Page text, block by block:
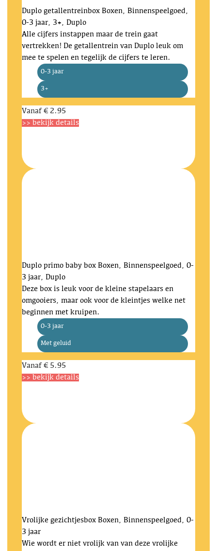
Duplo getallentreinbox Boxen, Binnenspeelgoed,
0-3 jaar, 3+, Duplo
Alle cijfers instappen maar de trein gaat
vertrekken! De getallentrein van Duplo leuk om
mee te spelen en tegelijk de cijfers te leren.
0-3 jaar
3+
Vanaf € 2.95
>> bekijk details
Duplo primo baby box Boxen, Binnenspeelgoed, 0-
3 jaar, Duplo
Deze box is leuk voor de kleine stapelaars en
omgooiers, maar ook voor de kleintjes welke net
beginnen met kruipen.
0-3 jaar
Met geluid
Vanaf € 5.95
>> bekijk details
Vrolijke gezichtjesbox Boxen, Binnenspeelgoed, 0-
3 jaar
Wie wordt er niet vrolijk van van deze vrolijke